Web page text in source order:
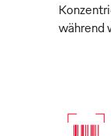
während